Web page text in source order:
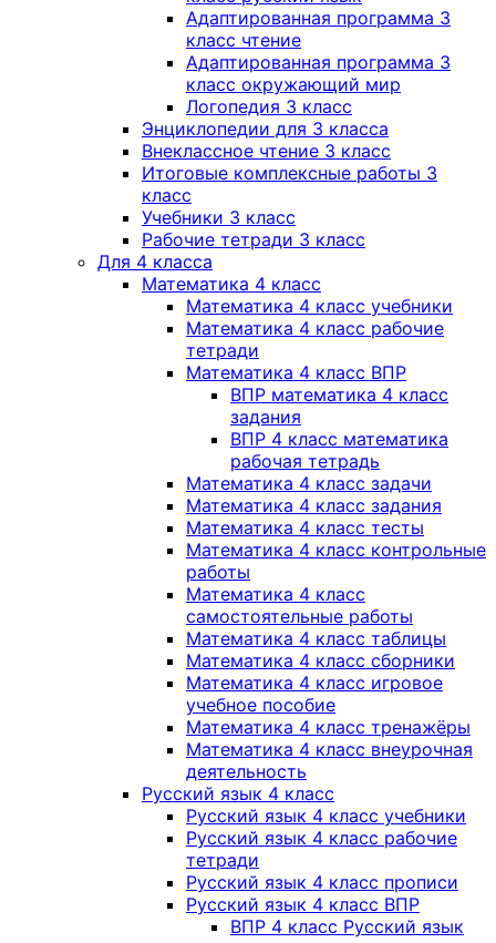
Адаптированная программа 3
класс чтение
Адаптированная программа 3
класс окружающий мир
Логопедия 3 класс
Энциклопедии для 3 класса
Внеклассное чтение 3 класс
Итоговые комплексные работы 3
класс
Учебники 3 класс
Рабочие тетради 3 класс
Для 4 класса
Математика 4 класс
Математика 4 класс учебники
Математика 4 класс рабочие
тетради
Математика 4 класс ВПР
ВПР математика 4 класс
задания
ВПР 4 класс математика
рабочая тетрадь
Математика 4 класс задачи
Математика 4 класс задания
Математика 4 класс тесты
Математика 4 класс контрольные
работы
Математика 4 класс
самостоятельные работы
Математика 4 класс таблицы
Математика 4 класс сборники
Математика 4 класс игровое
учебное пособие
Математика 4 класс тренажёры
Математика 4 класс внеурочная
деятельность
Русский язык 4 класс
Русский язык 4 класс учебники
Русский язык 4 класс рабочие
тетради
Русский язык 4 класс прописи
Русский язык 4 класс ВПР
ВПР 4 класс Русский язык